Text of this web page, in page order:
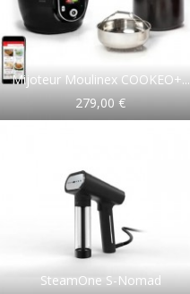
Mijoteur Moulinex COOKEO+...
279,00 €
SteamOne S-Nomad